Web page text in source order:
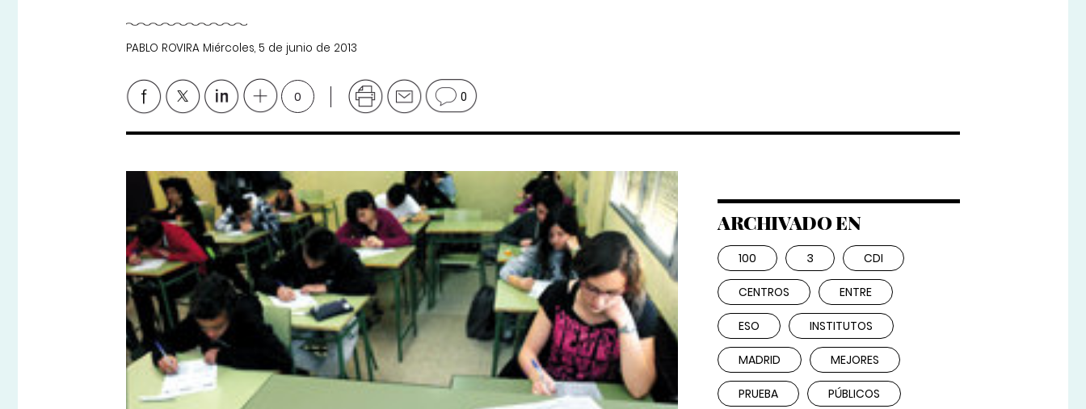
PABLO ROVIRA Miércoles, 5 de junio de 2013
0 0
ARCHIVADO EN
100 3 CDI
CENTROS ENTRE
ESO INSTITUTOS
MADRID MEJORES
PRUEBA PÚBLICOS